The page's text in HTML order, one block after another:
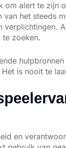
om alert te zijn
van het steeds
verplichtingen.
te zoeken.
is nooit te
en